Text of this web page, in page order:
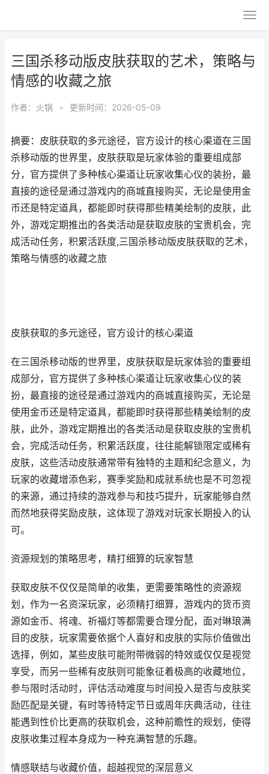
三国杀移动版皮肤获取的艺术，策略与
情感的收藏之旅
作者： 火锅 • 更新时间：2026-05-09
摘要：皮肤获取的多元途径，官方设计的核心渠道在三国
杀移动版的世界里，皮肤获取是玩家体验的重要组成部
分，官方提供了多种核心渠道让玩家收集心仪的装扮，最
直接的途径是通过游戏内的商城直接购买，无论是使用金
币还是特定道具，都能即时获得那些精美绘制的皮肤，此
外，游戏定期推出的各类活动是获取皮肤的宝贵机会，完
成活动任务，积累活跃度,三国杀移动版皮肤获取的艺术，
策略与情感的收藏之旅
皮肤获取的多元途径，官方设计的核心渠道
在三国杀移动版的世界里，皮肤获取是玩家体验的重要组
成部分，官方提供了多种核心渠道让玩家收集心仪的装
扮，最直接的途径是通过游戏内的商城直接购买，无论是
使用金币还是特定道具，都能即时获得那些精美绘制的皮
肤，此外，游戏定期推出的各类活动是获取皮肤的宝贵机
会，完成活动任务，积累活跃度，往往能解锁限定或稀有
皮肤，这些活动皮肤通常带有独特的主题和纪念意义，为
玩家的收藏增添色彩，赛季奖励和成就系统也是不可忽视
的来源，通过持续的游戏参与和技巧提升，玩家能够自然
而然地获得奖励皮肤，这体现了游戏对玩家长期投入的认
可。
资源规划的策略思考，精打细算的玩家智慧
获取皮肤不仅仅是简单的收集，更需要策略性的资源规
划，作为一名资深玩家，必须精打细算，游戏内的货币资
源如金币、将魂、祈福灯等都需要合理分配，面对琳琅满
目的皮肤，玩家需要依据个人喜好和皮肤的实际价值做出
选择，例如，某些皮肤可能附带微弱的特效或仅仅是视觉
享受，而另一些稀有皮肤则可能象征着极高的收藏地位，
参与限时活动时，评估活动难度与时间投入是否与皮肤奖
励匹配是关键，有时等待特定节日或周年庆典活动，往往
能遇到性价比更高的获取机会，这种前瞻性的规划，使得
皮肤收集过程本身成为一种充满智慧的乐趣。
情感联结与收藏价值，超越视觉的深层意义